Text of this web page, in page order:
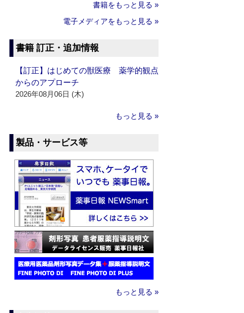
書籍をもっと見る »
電子メディアをもっと見る »
書籍 訂正・追加情報
【訂正】はじめての獣医療 薬学的観点
からのアプローチ
2026年08月06日 (木)
もっと見る »
製品・サービス等
もっと見る »